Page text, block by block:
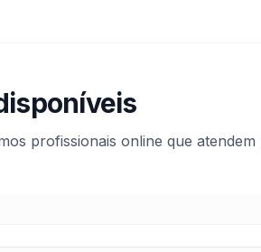
profissionais online que